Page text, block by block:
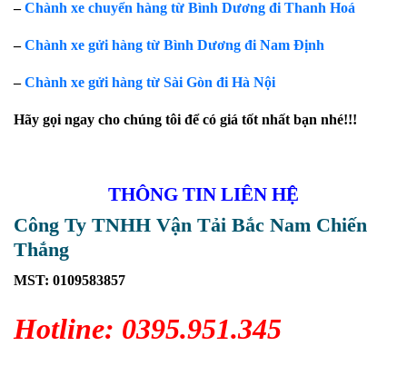
–Chành xe chuyển hàng từ Bình Dương đi Thanh Hoá
–Chành xe gửi hàng từ Bình Dương đi Nam Định
–Chành xe gửi hàng từ Sài Gòn đi Hà Nội
Hãy gọi ngay cho chúng tôi để có giá tốt nhất bạn nhé!!!
THÔNG TIN LIÊN HỆ
Công Ty TNHH Vận Tải Bắc Nam Chiến
Thắng
MST: 0109583857
Hotline: 0395.951.345